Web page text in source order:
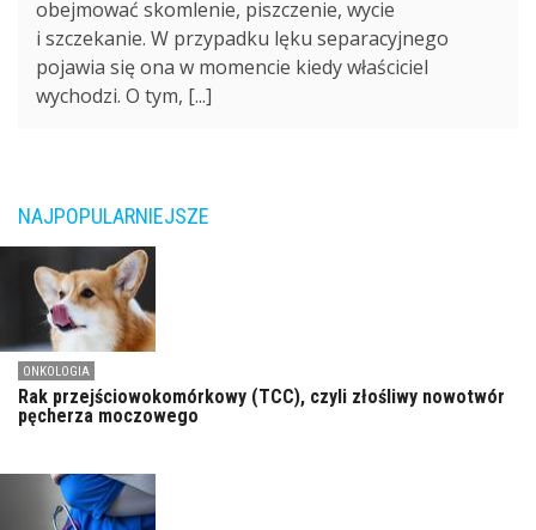
obejmować skomlenie, piszczenie, wycie
i szczekanie. W przypadku lęku separacyjnego
pojawia się ona w momencie kiedy właściciel
wychodzi. O tym, [...]
NAJPOPULARNIEJSZE
ONKOLOGIA
Rak przejściowokomórkowy (TCC), czyli złośliwy nowotwór
pęcherza moczowego